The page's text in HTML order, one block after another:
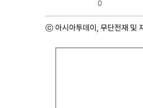
0
ⓒ 아시아투데이, 무단전재 및